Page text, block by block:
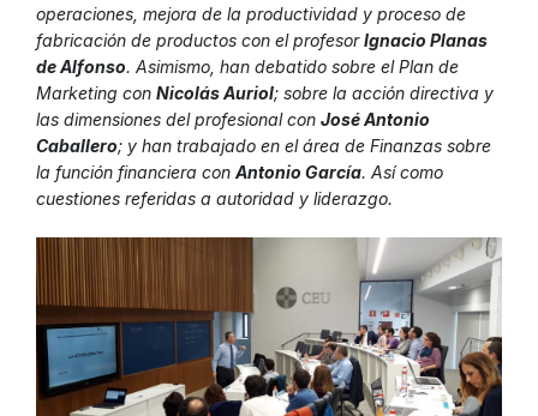
operaciones, mejora de la productividad y proceso de
fabricación de productos con el profesorIgnacio Planas
de Alfonso. Asimismo, han debatido sobre el Plan de
Marketing con Nicolás Auriol; sobre la acción directiva y
las dimensiones del profesional con José Antonio
Caballero; y han trabajado en el área de Finanzas sobre
la función financiera con Antonio García. Así como
cuestiones referidas a autoridad y liderazgo.